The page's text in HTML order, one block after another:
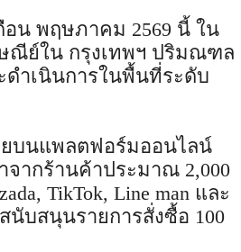
อน พฤษภาคม 2569 นี้ ใน
ณีย์ใน กรุงเทพฯ ปริมณฑล
ดำเนินการในพื้นที่ระดับ
ยบนแพลตฟอร์มออนไลน์
จากร้านค้าประมาณ 2,000
TikTok, Line man และ
นับสนุนรายการสั่งซื้อ 100